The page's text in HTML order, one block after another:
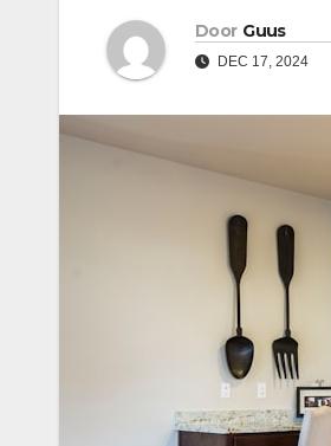
Door Guus
DEC 17, 2024